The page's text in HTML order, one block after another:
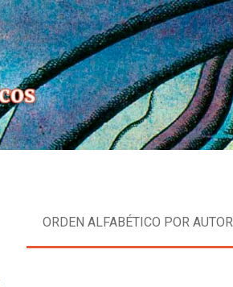
Skip
to
content
ORDEN ALFABÉTICO POR AUTOR